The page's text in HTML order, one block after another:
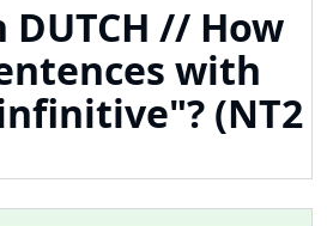
DUTCH // How
with
(NT2